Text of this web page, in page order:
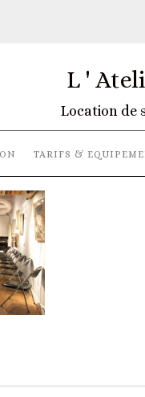
L '
Location de
TARIFS &